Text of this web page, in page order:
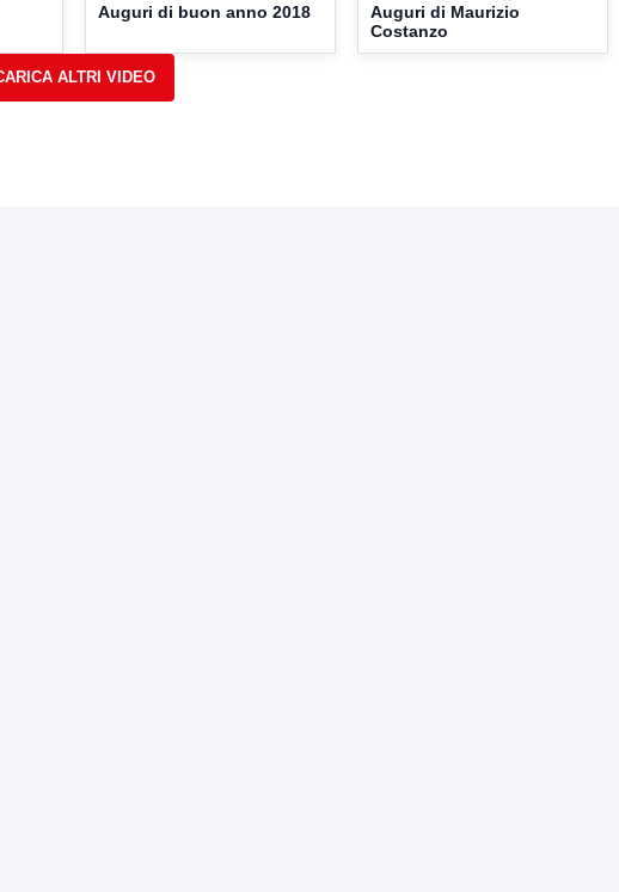
Auguri di buon anno 2018
Auguri di Maurizio
Costanzo